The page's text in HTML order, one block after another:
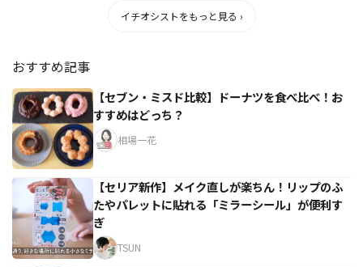
イチオシストをもっと見る ›
おすすめ記事
【セブン・ミスド比較】ドーナツを食べ比べ！お
すすめはどっち？
相場一花
【セリア新作】メイク直しが楽ちん！リップのふ
たやパレットに貼れる「ミラーシール」が便利す
ぎ
TSUN